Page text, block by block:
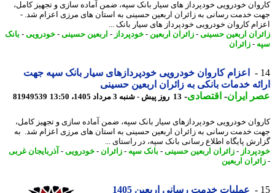
خودرویی خودپرداز های سیار بانک سپه، ضمن آماده سازی و تجهیز کامل،
خدمت رسانی به زائران اربعین حسینی به استان های مرزی اعزام شد. -
کاروان خودرویی خودپرداز های سیار بانک ...
اربعین حسینی-زائران اربعین -خودپرداز-اربعین حسینی-خودرویی -بانک
-زائران
اعزام کاروان خودرویی خودپردازهای سیار بانک سپه جهت
خدمات بانکی به زائران اربعین حسینی
ایران- اقتصادی-13 روز پیش - شنبه 3 مرداد 1405، 13:50 81949539
خودرویی خودپردازهای سیار بانک سپه، ضمن آماده سازی و تجهیز کامل،
خدمت رسانی به زائران اربعین حسینی به استان های مرزی اعزام شد. به
پایگاه اطلاع رسانی بانک سپه، در راستای ...
-زائران اربعین حسینی-بانک سپه -زائران- خودرویی -آذربایجان غربی
اربعین
عملیات خدمت رسانی اربعین 1405